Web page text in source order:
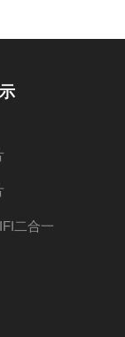
二合一